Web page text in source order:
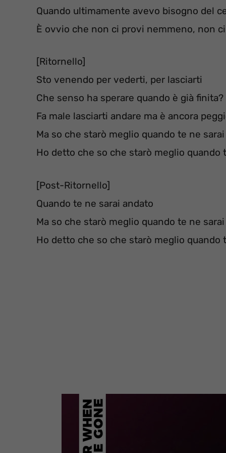
Quando ultimamente avevo bisogno del
È ovvio che non ci provi nemmeno, non
[Ritornello]
Sto venendo per vederti, per lasciarti
Che senso ha sperare quando è già finita?
Fa male lasciarti andare ma è ancora
Ma so che starò meglio quando te ne
Ho detto che so che starò meglio quando
[Post-Ritornello]
Quando te ne sarai andato
Ma so che starò meglio quando te ne
Ho detto che so che starò meglio quando